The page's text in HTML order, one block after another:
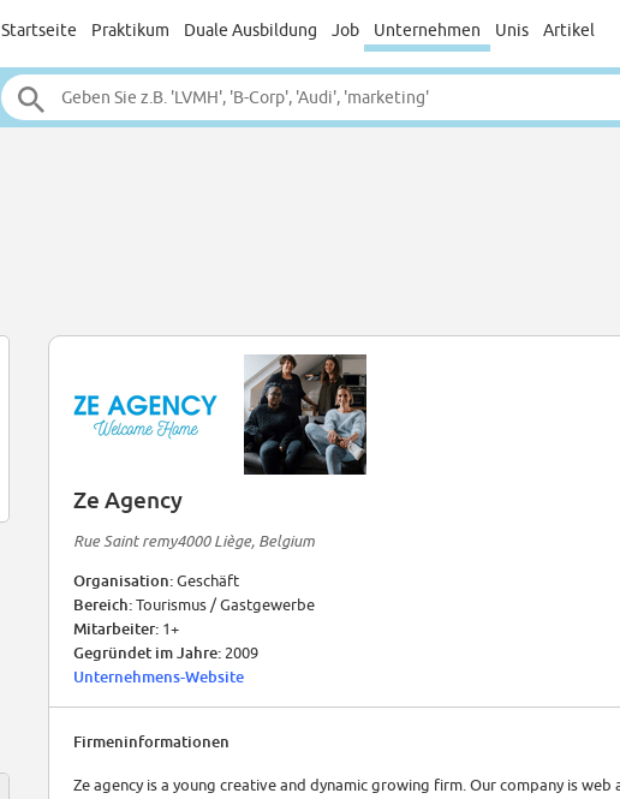
Startseite Praktikum Duale Ausbildung Job Unternehmen Unis Artikel
Ze Agency
Rue Saint remy4000 Liège, Belgium
Organisation:Geschäft
Bereich:Tourismus / Gastgewerbe
Mitarbeiter: 1+
Gegründet im Jahre: 2009
Unternehmens-Website
Firmeninformationen
Ze agency is a young creative and dynamic growing firm. Our company is